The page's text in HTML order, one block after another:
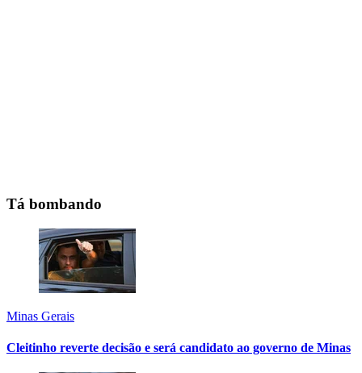
Tá bombando
Minas Gerais
Cleitinho reverte decisão e será candidato ao governo de Minas